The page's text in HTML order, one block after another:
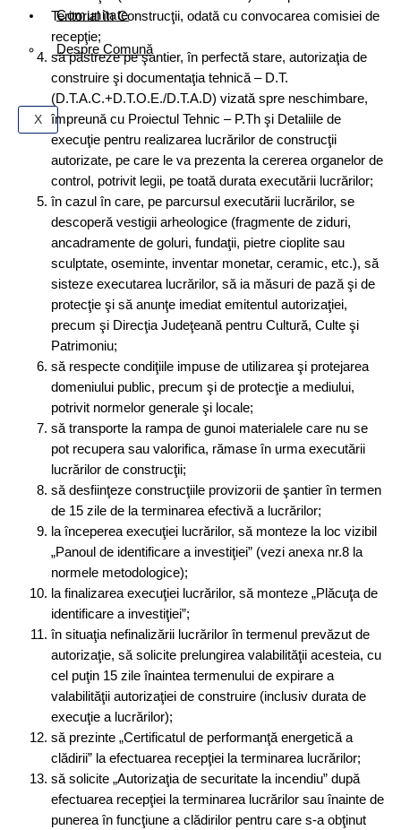
Comunitate
Despre Comună
X
Teritorial în Construcţii, odată cu convocarea comisiei de
recepţie;
să păstreze pe şantier, în perfectă stare, autorizaţia de
construire şi documentaţia tehnică – D.T.
(D.T.A.C.+D.T.O.E./D.T.A.D) vizată spre neschimbare,
împreună cu Proiectul Tehnic – P.Th şi Detaliile de
execuţie pentru realizarea lucrărilor de construcţii
autorizate, pe care le va prezenta la cererea organelor de
control, potrivit legii, pe toată durata executării lucrărilor;
în cazul în care, pe parcursul executării lucrărilor, se
descoperă vestigii arheologice (fragmente de ziduri,
ancadramente de goluri, fundaţii, pietre cioplite sau
sculptate, oseminte, inventar monetar, ceramic, etc.), să
sisteze executarea lucrărilor, să ia măsuri de pază şi de
protecţie şi să anunţe imediat emitentul autorizaţiei,
precum şi Direcţia Judeţeană pentru Cultură, Culte şi
Patrimoniu;
să respecte condiţiile impuse de utilizarea şi protejarea
domeniului public, precum şi de protecţie a mediului,
potrivit normelor generale şi locale;
să transporte la rampa de gunoi materialele care nu se
pot recupera sau valorifica, rămase în urma executării
lucrărilor de construcţii;
să desfiinţeze construcţiile provizorii de şantier în termen
de 15 zile de la terminarea efectivă a lucrărilor;
la începerea execuţiei lucrărilor, să monteze la loc vizibil
„Panoul de identificare a investiţiei” (vezi anexa nr.8 la
normele metodologice);
la finalizarea execuţiei lucrărilor, să monteze „Plăcuţa de
identificare a investiţiei”;
în situaţia nefinalizării lucrărilor în termenul prevăzut de
autorizaţie, să solicite prelungirea valabilităţii acesteia, cu
cel puţin 15 zile înaintea termenului de expirare a
valabilităţii autorizaţiei de construire (inclusiv durata de
execuţie a lucrărilor);
să prezinte „Certificatul de performanţă energetică a
clădirii” la efectuarea recepţiei la terminarea lucrărilor;
să solicite „Autorizaţia de securitate la incendiu” după
efectuarea recepţiei la terminarea lucrărilor sau înainte de
punerea în funcţiune a clădirilor pentru care s-a obţinut